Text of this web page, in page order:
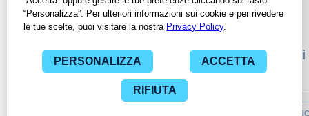
specifica PA, compresi gli affidamenti diretti.
Monitora alcuni